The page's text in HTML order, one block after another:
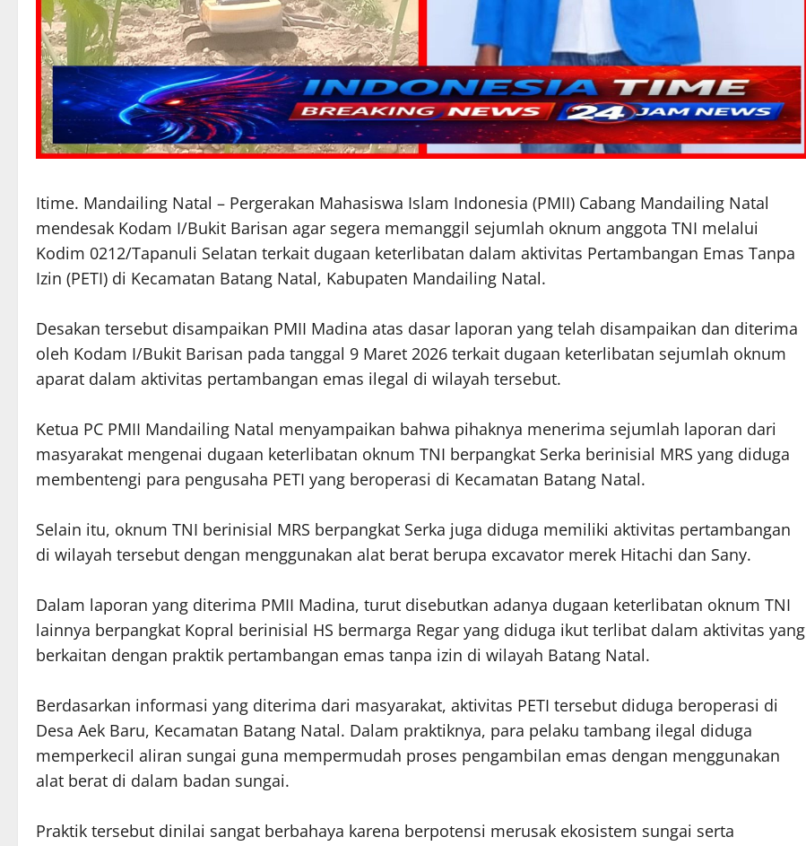
Itime. Mandailing Natal – Pergerakan Mahasiswa Islam Indonesia (PMII) Cabang Mandailing Natal
mendesak Kodam I/Bukit Barisan agar segera memanggil sejumlah oknum anggota TNI melalui
Kodim 0212/Tapanuli Selatan terkait dugaan keterlibatan dalam aktivitas Pertambangan Emas Tanpa
Izin (PETI) di Kecamatan Batang Natal, Kabupaten Mandailing Natal.
Desakan tersebut disampaikan PMII Madina atas dasar laporan yang telah disampaikan dan diterima
oleh Kodam I/Bukit Barisan pada tanggal 9 Maret 2026 terkait dugaan keterlibatan sejumlah oknum
aparat dalam aktivitas pertambangan emas ilegal di wilayah tersebut.
Ketua PC PMII Mandailing Natal menyampaikan bahwa pihaknya menerima sejumlah laporan dari
masyarakat mengenai dugaan keterlibatan oknum TNI berpangkat Serka berinisial MRS yang diduga
membentengi para pengusaha PETI yang beroperasi di Kecamatan Batang Natal.
Selain itu, oknum TNI berinisial MRS berpangkat Serka juga diduga memiliki aktivitas pertambangan
di wilayah tersebut dengan menggunakan alat berat berupa excavator merek Hitachi dan Sany.
Dalam laporan yang diterima PMII Madina, turut disebutkan adanya dugaan keterlibatan oknum TNI
lainnya berpangkat Kopral berinisial HS bermarga Regar yang diduga ikut terlibat dalam aktivitas yang
berkaitan dengan praktik pertambangan emas tanpa izin di wilayah Batang Natal.
Berdasarkan informasi yang diterima dari masyarakat, aktivitas PETI tersebut diduga beroperasi di
Desa Aek Baru, Kecamatan Batang Natal. Dalam praktiknya, para pelaku tambang ilegal diduga
memperkecil aliran sungai guna mempermudah proses pengambilan emas dengan menggunakan
alat berat di dalam badan sungai.
Praktik tersebut dinilai sangat berbahaya karena berpotensi merusak ekosistem sungai serta